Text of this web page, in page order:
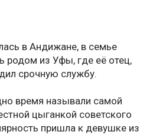
в Андижане, в семье
родом из Уфы, где её отец,
срочную службу.
время называли самой
цыганкой советского
пришла к девушке из